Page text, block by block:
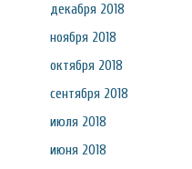
декабря 2018
ноября 2018
октября 2018
сентября 2018
июля 2018
июня 2018